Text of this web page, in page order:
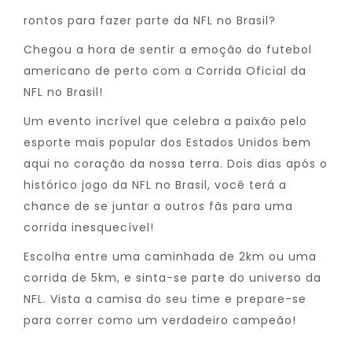
rontos para fazer parte da NFL no Brasil?
Chegou a hora de sentir a emoção do futebol
americano de perto com a Corrida Oficial da
NFL no Brasil!
Um evento incrível que celebra a paixão pelo
esporte mais popular dos Estados Unidos bem
aqui no coração da nossa terra. Dois dias após o
histórico jogo da NFL no Brasil, você terá a
chance de se juntar a outros fãs para uma
corrida inesquecível!
Escolha entre uma caminhada de 2km ou uma
corrida de 5km, e sinta-se parte do universo da
NFL. Vista a camisa do seu time e prepare-se
para correr como um verdadeiro campeão!